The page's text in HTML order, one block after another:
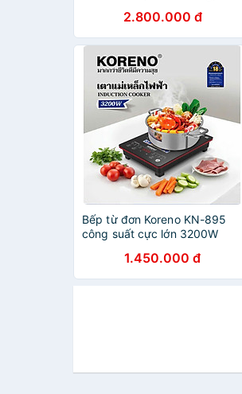
-Hàng chính hãng
2.800.000 đ
Bếp từ đơn Koreno KN-895
công suất cực lớn 3200W
nồi lẩu hàng chính hãng
1.450.000 đ